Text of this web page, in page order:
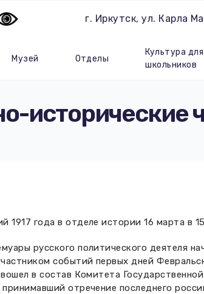
г. Иркутск, ул. Карла
Музей Отделы
Культура для
школьников
исторические
1917 года в отделе истории 16 марта в
русского политического деятеля
событий первых дней
в состав Комитета
отречение последнего